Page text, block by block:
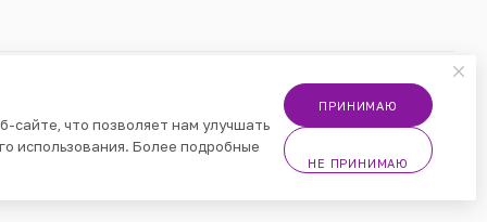
что позволяет нам улучшать
использования. Более подробные
ПРИНИМАЮ
НЕ ПРИНИМАЮ